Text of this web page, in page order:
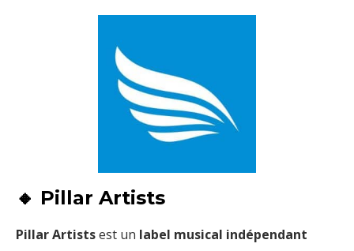
🔸 Pillar Artists
Pillar Artistsest un label musical indépendant